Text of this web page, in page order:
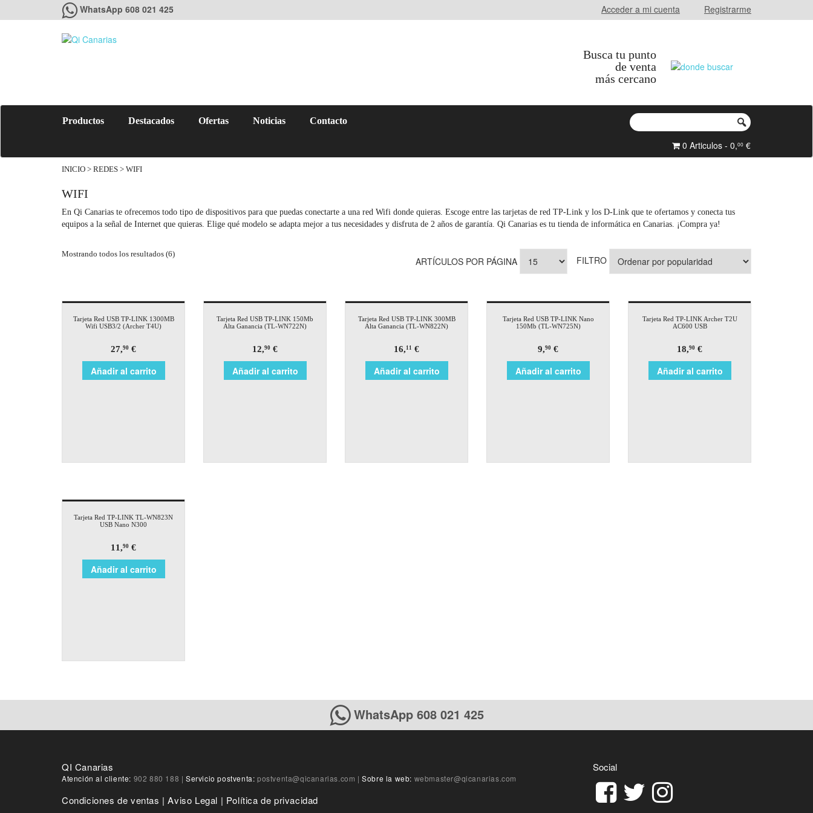
WhatsApp 608 021 425 Acceder a mi cuenta Registrarme
Busca tu punto
de venta
más cercano
Productos Destacados Ofertas Noticias Contacto
0 Articulos - 0,00 €
INICIO > REDES > WIFI
WIFI
En Qi Canarias te ofrecemos todo tipo de dispositivos para que puedas conectarte a una red Wifi donde quieras. Escoge entre las tarjetas de red TP-Link y los D-Link que te ofertamos y conecta tus
equipos a la señal de Internet que quieras. Elige qué modelo se adapta mejor a tus necesidades y disfruta de 2 años de garantía. Qi Canarias es tu tienda de informática en Canarias. ¡Compra ya!
Mostrando todos los resultados (6)
FILTRO
ARTÍCULOS POR PÁGINA
Tarjeta Red USB TP-LINK 1300MB
Wifi USB3/2 (Archer T4U)
27,90 €
Añadir al carrito
Tarjeta Red USB TP-LINK 150Mb
Alta Ganancia (TL-WN722N)
12,90 €
Añadir al carrito
Tarjeta Red USB TP-LINK 300MB
Alta Ganancia (TL-WN822N)
16,11 €
Añadir al carrito
Tarjeta Red USB TP-LINK Nano
150Mb (TL-WN725N)
9,90 €
Añadir al carrito
Tarjeta Red TP-LINK Archer T2U
AC600 USB
18,90 €
Añadir al carrito
Tarjeta Red TP-LINK TL-WN823N
USB Nano N300
11,90 €
Añadir al carrito
WhatsApp 608 021 425
Social
QI Canarias
Atención al cliente: 902 880 188 | Servicio postventa:postventa@qicanarias.com | Sobre la web: webmaster@qicanarias.com
Condiciones de ventas |Aviso Legal | Política de privacidad